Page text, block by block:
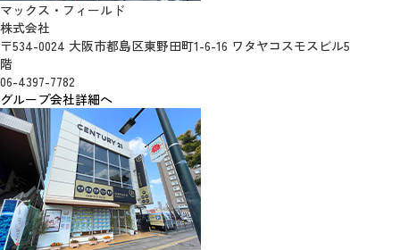
マックス・フィールド
株式会社
〒534-0024 大阪市都島区東野田町1-6-16 ワタヤコスモスビル5
階
06-4397-7782
グループ会社詳細へ